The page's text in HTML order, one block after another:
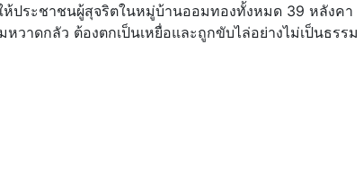
ห้ประชาชนผู้สุจริตในหมู่บ้านออมทองทั้งหมด 39 หลังคา
วาดกลัว ต้องตกเป็นเหยื่อและถูกขับไล่อย่างไม่เป็นธรรม